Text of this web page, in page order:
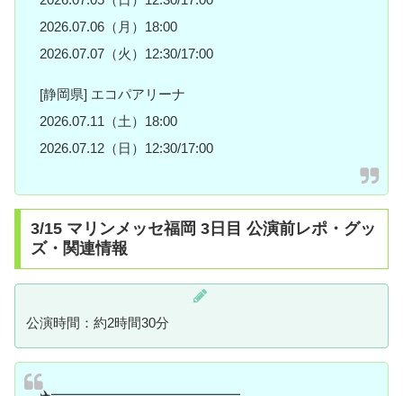
2026.07.06（月）18:00
2026.07.07（火）12:30/17:00
[静岡県] エコパアリーナ
2026.07.11（土）18:00
2026.07.12（日）12:30/17:00
3/15 マリンメッセ福岡 3日目 公演前レポ・グッ
ズ・関連情報
公演時間：約2時間30分